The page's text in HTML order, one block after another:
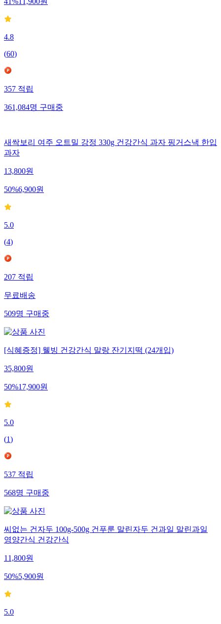
41%11,900원
4.8
(60)
357적립
361,084명구매중
새싹보리 여주 오트밀 강정 330g 건강간식 과자 핑거스낵 한입
과자
13,800원
50%6,900원
5.0
(4)
207적립
무료배송
509명구매중
[식혜증정] 웰빙 건강간식 말랑 잔기지떡 (24개입)
35,800원
50%17,900원
5.0
(1)
537적립
568명구매중
씨없는 건자두 100g-500g 건푸룬 말린자두 건과일 말린과일
영양간식 건강간식
11,800원
50%5,900원
5.0